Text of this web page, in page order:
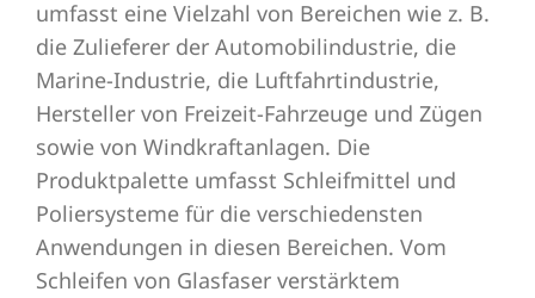
umfasst eine Vielzahl von Bereichen wie z. B.
die Zulieferer der Automobilindustrie, die
Marine-Industrie, die Luftfahrtindustrie,
Hersteller von Freizeit-Fahrzeuge und Zügen
sowie von Windkraftanlagen. Die
Produktpalette umfasst Schleifmittel und
Poliersysteme für die verschiedensten
Anwendungen in diesen Bereichen. Vom
Schleifen von Glasfaser verstärktem